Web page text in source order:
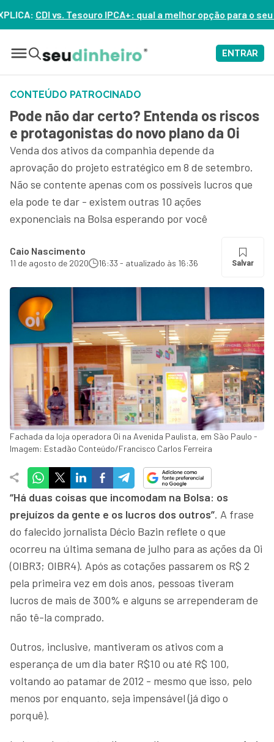
Tesouro IPCA+: qual a melhor opção para o seu dinheiro
ENTRAR
CONTEÚDO PATROCINADO
Pode não dar certo? Entenda os riscos
e protagonistas do novo plano da Oi
Venda dos ativos da companhia depende da
aprovação do projeto estratégico em 8 de setembro.
Não se contente apenas com os possíveis lucros que
ela pode te dar - existem outras 10 ações
exponenciais na Bolsa esperando por você
Caio Nascimento
11 de agosto de 2020 16:33 - atualizado às 16:36 Salvar
Fachada da loja operadora Oi na Avenida Paulista, em São Paulo -
Imagem: Estadão Conteúdo/Francisco Carlos Ferreira
“Há duas coisas que incomodam na Bolsa: os
prejuízos da gente e os lucros dos outros”. A frase
do falecido jornalista Décio Bazin reflete o que
ocorreu na última semana de julho para as ações da Oi
(OIBR3; OIBR4). Após as cotações passarem os R$ 2
pela primeira vez em dois anos, pessoas tiveram
lucros de mais de 300% e alguns se arrependeram de
não tê-la comprado.
Outros, inclusive, mantiveram os ativos com a
esperança de um dia bater R$10 ou até R$ 100,
voltando ao patamar de 2012 - mesmo que isso, pelo
menos por enquanto, seja impensável (já digo o
porquê).